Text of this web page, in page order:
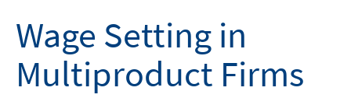
Wage Setting in
Multiproduct Firms